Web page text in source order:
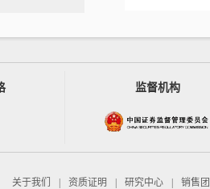
监督机构
关于我们 资质证明 研究中心
销售